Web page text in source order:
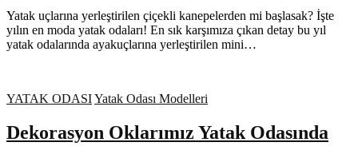
Yatak uçlarına yerleştirilen çiçekli kanepelerden mi başlasak? İşte
yılın en moda yatak odaları! En sık karşımıza çıkan detay bu yıl
yatak odalarında ayakuçlarına yerleştirilen mini…
YATAK ODASIYatak Odası Modelleri
Dekorasyon Oklarımız Yatak Odasında